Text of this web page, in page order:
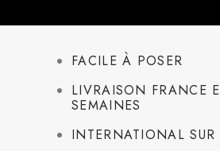
FACILE À POSER
LIVRAISON FRANCE
SEMAINES
INTERNATIONAL SUR